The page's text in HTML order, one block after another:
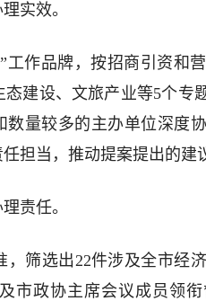
实效。
工作品牌，按招商引资和
建设、文旅产业等5个专
数量较多的主办单位深度
担当，推动提案提出的建
责任。
，筛选出22件涉及全市经
市政协主席会议成员领